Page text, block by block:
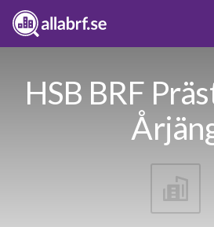
HSB BRF